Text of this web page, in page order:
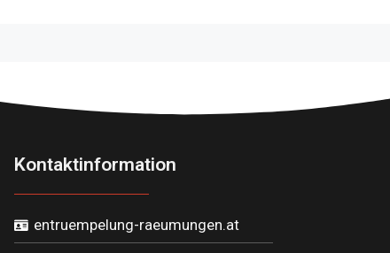
Kontaktinformation
entruempelung-raeumungen.at